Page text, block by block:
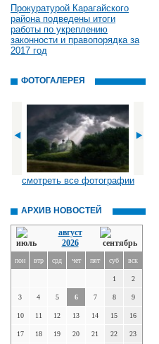
Прокуратурой Карагайского
района подведены итоги
работы по укреплению
законности и правопорядка за
2017 год
ФОТОГАЛЕРЕЯ
смотреть все фотографии
АРХИВ НОВОСТЕЙ
август
2026
пон втр срд чет пят суб вск
1 2
3 4 5 6 7 8 9
10 11 12 13 14 15 16
17 18 19 20 21 22 23